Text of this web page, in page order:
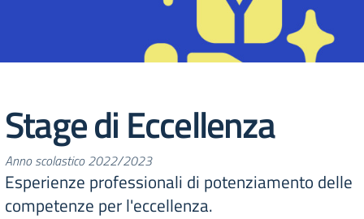
Stage di Eccellenza
Anno scolastico 2022/2023
Esperienze professionali di potenziamento delle
competenze per l'eccellenza.